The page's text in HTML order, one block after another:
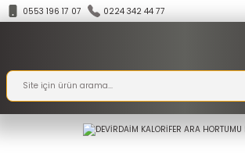
0553 196 17 07 0224 342 44 77